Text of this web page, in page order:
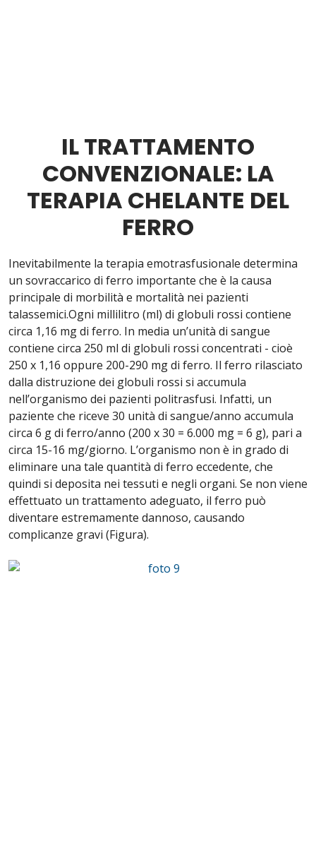
IL TRATTAMENTO
CONVENZIONALE: LA
TERAPIA CHELANTE DEL
FERRO
Inevitabilmente la terapia emotrasfusionale determina
un sovraccarico di ferro importante che è la causa
principale di morbilità e mortalità nei pazienti
talassemici.Ogni millilitro (ml) di globuli rossi contiene
circa 1,16 mg di ferro. In media unʼunità di sangue
contiene circa 250 ml di globuli rossi concentrati - cioè
250 x 1,16 oppure 200-290 mg di ferro. Il ferro rilasciato
dalla distruzione dei globuli rossi si accumula
nellʼorganismo dei pazienti politrasfusi. Infatti, un
paziente che riceve 30 unità di sangue/anno accumula
circa 6 g di ferro/anno (200 x 30 = 6.000 mg = 6 g), pari a
circa 15-16 mg/giorno. Lʼorganismo non è in grado di
eliminare una tale quantità di ferro eccedente, che
quindi si deposita nei tessuti e negli organi. Se non viene
effettuato un trattamento adeguato, il ferro può
diventare estremamente dannoso, causando
complicanze gravi (Figura).